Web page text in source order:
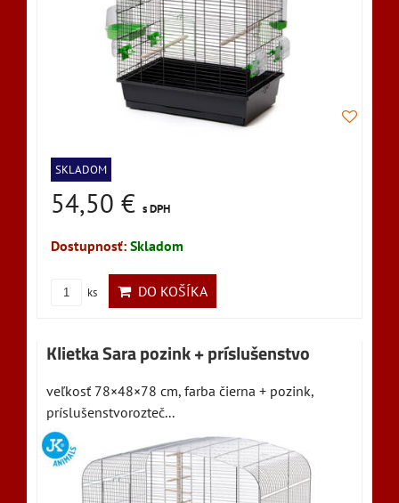
SKLADOM
54,50 € s DPH
Dostupnosť: Skladom
ks DO KOŠÍKA
Klietka Sara pozink + príslušenstvo
veľkosť 78×48×78 cm, farba čierna + pozink,
príslušenstvorozteč...